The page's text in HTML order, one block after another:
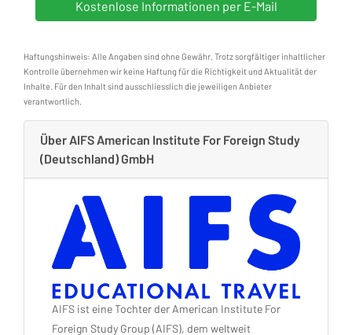
Haftungshinweis: Alle Angaben sind ohne Gewähr. Trotz sorgfältiger inhaltlicher
Kontrolle übernehmen wir keine Haftung für die Richtigkeit und Aktualität der
Inhalte. Für den Inhalt sind ausschliesslich die jeweiligen Anbieter
verantwortlich.
Über AIFS American Institute For Foreign Study
(Deutschland) GmbH
AIFS ist eine Tochter der American Institute For
Foreign Study Group (AIFS), dem weltweit